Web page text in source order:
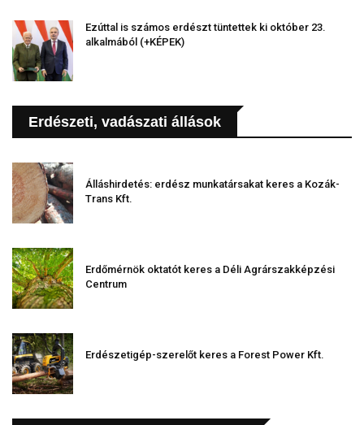
Ezúttal is számos erdészt tüntettek ki október 23.
alkalmából (+KÉPEK)
Erdészeti, vadászati állások
Álláshirdetés: erdész munkatársakat keres a Kozák-
Trans Kft.
Erdőmérnök oktatót keres a Déli Agrárszakképzési
Centrum
Erdészetigép-szerelőt keres a Forest Power Kft.